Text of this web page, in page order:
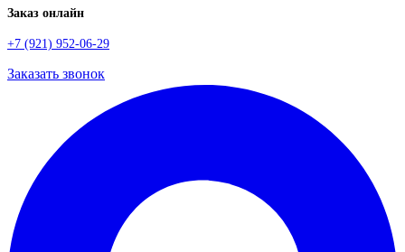
Заказ онлайн
+7 (921) 952-06-29
Заказать звонок